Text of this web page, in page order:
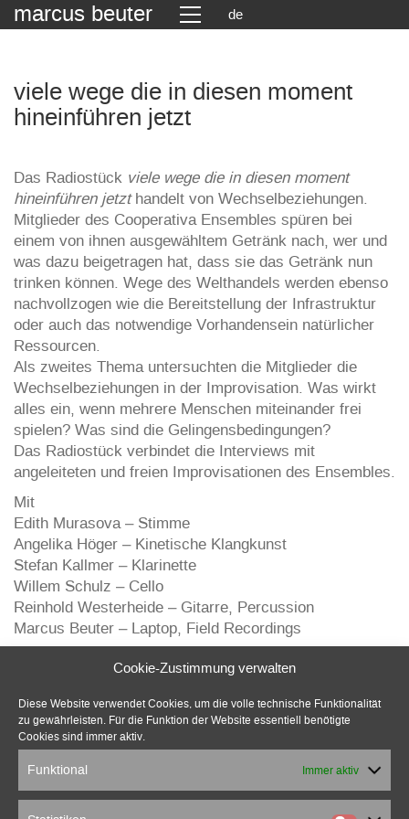
Cookie-Zustimmung verwalten
Diese Website verwendet Cookies, um die volle technische Funktionalität
zu gewährleisten. Für die Funktion der Website essentiell benötigte
Cookies sind immer aktiv.
Funktional Immer aktiv
marcus beuter de
viele wege die in diesen moment
hineinführen jetzt
Das Radiostück viele wege die in diesen moment
hineinführen jetzthandelt von Wechselbeziehungen.
Mitglieder des Cooperativa Ensembles spüren bei
einem von ihnen ausgewähltem Getränk nach, wer und
was dazu beigetragen hat, dass sie das Getränk nun
trinken können. Wege des Welthandels werden ebenso
nachvollzogen wie die Bereitstellung der Infrastruktur
oder auch das notwendige Vorhandensein natürlicher
Ressourcen.
Als zweites Thema untersuchten die Mitglieder die
Wechselbeziehungen in der Improvisation. Was wirkt
alles ein, wenn mehrere Menschen miteinander frei
spielen? Was sind die Gelingensbedingungen?
Das Radiostück verbindet die Interviews mit
angeleiteten und freien Improvisationen des Ensembles.
Mit
Edith Murasova – Stimme
Angelika Höger – Kinetische Klangkunst
Stefan Kallmer – Klarinette
Willem Schulz – Cello
Reinhold Westerheide – Gitarre, Percussion
Marcus Beuter – Laptop, Field Recordings